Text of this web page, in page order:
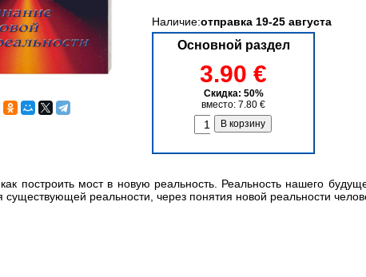
Наличие:отправка 19-25 августа
Основной раздел
3.90 €
Скидка: 50%
вместо: 7.80 €
построить мост в новую реальность. Реальность нашего
существующей реальности, через понятия новой реальности